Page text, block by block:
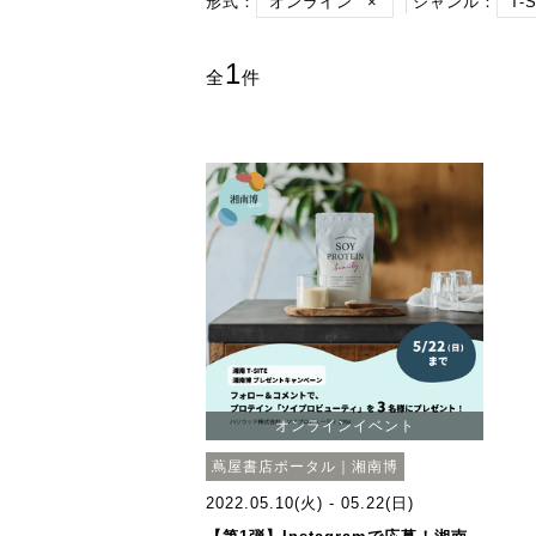
全1件
オンラインイベント
蔦屋書店ポータル｜湘南博
2022.05.10(火) - 05.22(日)